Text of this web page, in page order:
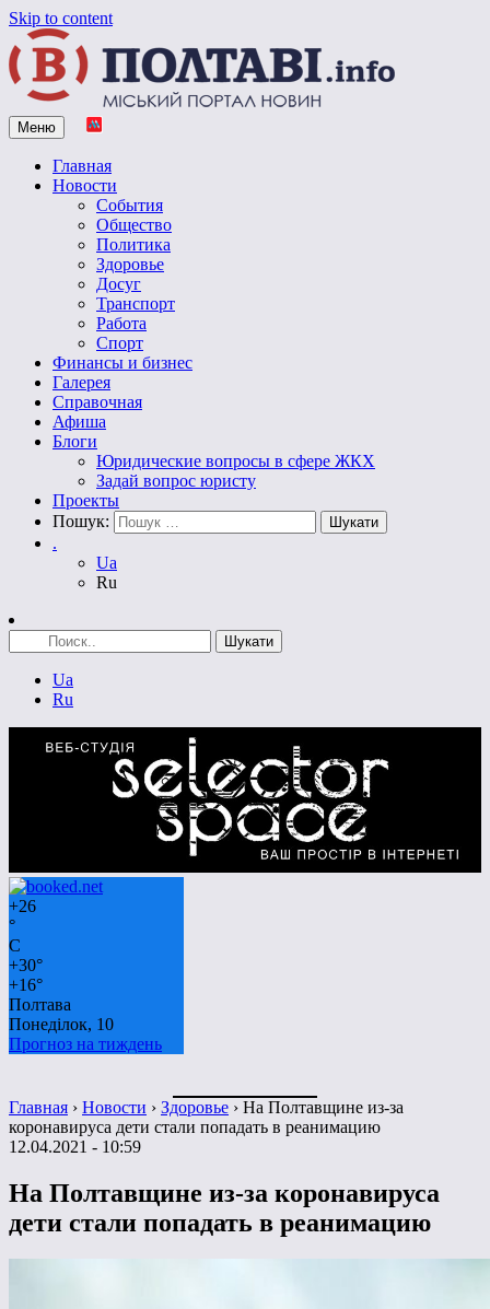
Skip to content
Vpoltave.info
Полтавский портал новостей
Меню
Главная
Новости
События
Общество
Политика
Здоровье
Досуг
Транспорт
Работа
Спорт
Финансы и бизнес
Галерея
Справочная
Афиша
Блоги
Юридические вопросы в сфере ЖКХ
Задай вопрос юристу
Проекты
Пошук:
.
Ua
Ru
Ua
Ru
+26
°
C
+30°
+16°
Полтава
Понеділок, 10
Прогноз на тиждень
Главная › Новости › Здоровье › На Полтавщине из-за
коронавируса дети стали попадать в реанимацию
12.04.2021 - 10:59
На Полтавщине из-за коронавируса
дети стали попадать в реанимацию